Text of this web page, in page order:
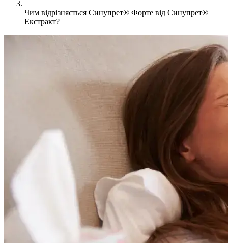
Чим відрізняється Синупрет® Форте від Синупрет®
Екстракт?